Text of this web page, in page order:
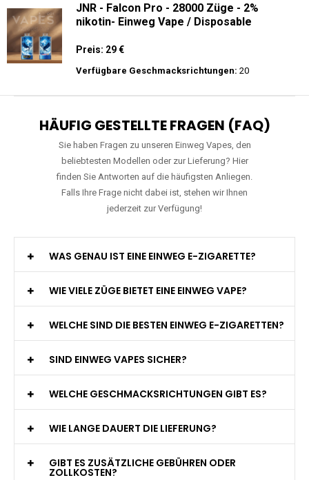
JNR - Falcon Pro - 28000 Züge - 2%
nikotin- Einweg Vape / Disposable
Preis: 29 €
Verfügbare Geschmacksrichtungen: 20
HÄUFIG GESTELLTE FRAGEN (FAQ)
Sie haben Fragen zu unseren Einweg Vapes, den
beliebtesten Modellen oder zur Lieferung? Hier
finden Sie Antworten auf die häufigsten Anliegen.
Falls Ihre Frage nicht dabei ist, stehen wir Ihnen
jederzeit zur Verfügung!
WAS GENAU IST EINE EINWEG E-ZIGARETTE?
WIE VIELE ZÜGE BIETET EINE EINWEG VAPE?
WELCHE SIND DIE BESTEN EINWEG E-ZIGARETTEN?
SIND EINWEG VAPES SICHER?
WELCHE GESCHMACKSRICHTUNGEN GIBT ES?
WIE LANGE DAUERT DIE LIEFERUNG?
GIBT ES ZUSÄTZLICHE GEBÜHREN ODER
ZOLLKOSTEN?